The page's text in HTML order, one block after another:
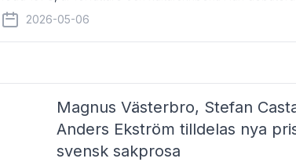
den lovordade romanen Sex liter l
2026-05-06
Magnus Västerbro, Stefan
Anders Ekström tilldelas nya
svensk sakprosa